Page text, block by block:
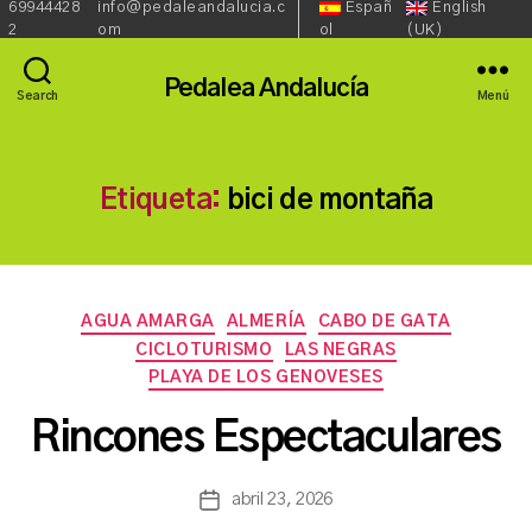
Phone:
69944428
2
Email:
info@pedaleandalucia.c
om
Redes
Sociales::
Lenguaje::
Españ
ol
English
(UK)
Search Pedalea Andalucía Menú
Etiqueta: bici de montaña
Categorías
AGUA AMARGA ALMERÍA
CABO DE GATA
CICLOTURISMO
LAS NEGRAS
PLAYA DE LOS GENOVESES
Rincones Espectaculares
Autor
P
o
a
Fechaabril 23, 2026